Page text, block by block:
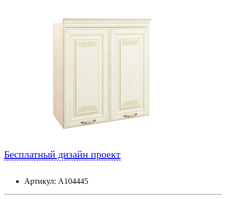
Бесплатный дизайн проект
Артикул: А104445